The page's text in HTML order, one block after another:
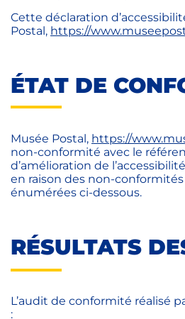
Cette déclaration
Postal, https://
ÉTAT DE
Musée Postal, https://
non-conformité avec le
d’amélioration de
en raison des non-
énumérées ci-dessous.
RÉSULTATS
L’audit de conformité réalisé
: